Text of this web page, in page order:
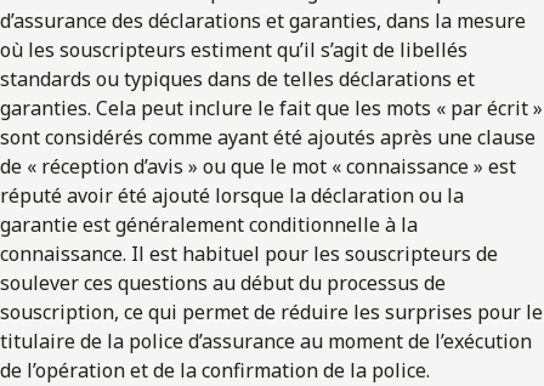
d’assurance des déclarations et garanties, dans la mesure
où les souscripteurs estiment qu’il s’agit de libellés
standards ou typiques dans de telles déclarations et
garanties. Cela peut inclure le fait que les mots « par écrit »
sont considérés comme ayant été ajoutés après une clause
de « réception d’avis » ou que le mot « connaissance » est
réputé avoir été ajouté lorsque la déclaration ou la
garantie est généralement conditionnelle à la
connaissance. Il est habituel pour les souscripteurs de
soulever ces questions au début du processus de
souscription, ce qui permet de réduire les surprises pour le
titulaire de la police d’assurance au moment de l’exécution
de l’opération et de la confirmation de la police.